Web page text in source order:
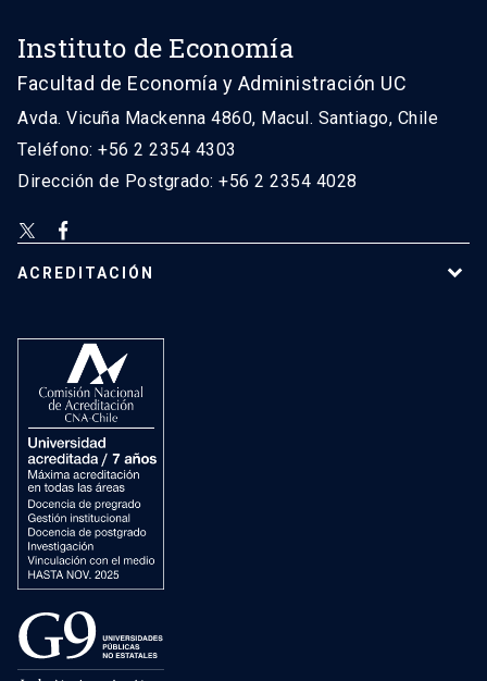
Instituto de Economía
Facultad de Economía y Administración UC
Avda. Vicuña Mackenna 4860, Macul. Santiago, Chile
Teléfono: +56 2 2354 4303
Dirección de Postgrado: +56 2 2354 4028
ACREDITACIÓN